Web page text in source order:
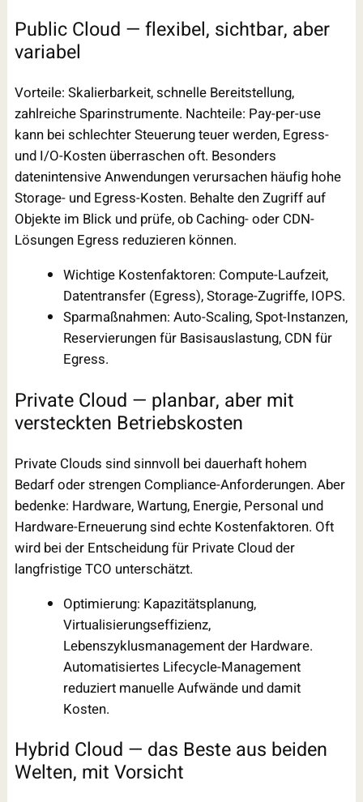
Public Cloud — flexibel, sichtbar, aber
variabel
Vorteile: Skalierbarkeit, schnelle Bereitstellung,
zahlreiche Sparinstrumente. Nachteile: Pay-per-use
kann bei schlechter Steuerung teuer werden, Egress-
und I/O-Kosten überraschen oft. Besonders
datenintensive Anwendungen verursachen häufig hohe
Storage- und Egress-Kosten. Behalte den Zugriff auf
Objekte im Blick und prüfe, ob Caching- oder CDN-
Lösungen Egress reduzieren können.
Wichtige Kostenfaktoren: Compute-Laufzeit,
Datentransfer (Egress), Storage-Zugriffe, IOPS.
Sparmaßnahmen: Auto-Scaling, Spot-Instanzen,
Reservierungen für Basisauslastung, CDN für
Egress.
Private Cloud — planbar, aber mit
versteckten Betriebskosten
Private Clouds sind sinnvoll bei dauerhaft hohem
Bedarf oder strengen Compliance-Anforderungen. Aber
bedenke: Hardware, Wartung, Energie, Personal und
Hardware-Erneuerung sind echte Kostenfaktoren. Oft
wird bei der Entscheidung für Private Cloud der
langfristige TCO unterschätzt.
Optimierung: Kapazitätsplanung,
Virtualisierungseffizienz,
Lebenszyklusmanagement der Hardware.
Automatisiertes Lifecycle-Management
reduziert manuelle Aufwände und damit
Kosten.
Hybrid Cloud — das Beste aus beiden
Welten, mit Vorsicht